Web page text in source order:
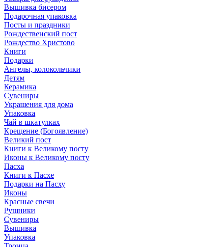
Вышивка бисером
Подарочная упаковка
Посты и праздники
Рождественский пост
Рождество Христово
Книги
Подарки
Ангелы, колокольчики
Детям
Керамика
Сувениры
Украшения для дома
Упаковка
Чай в шкатулках
Крещение (Богоявление)
Великий пост
Книги к Великому посту
Иконы к Великому посту
Пасха
Книги к Пасхе
Подарки на Пасху
Иконы
Красные свечи
Рушники
Сувениры
Вышивка
Упаковка